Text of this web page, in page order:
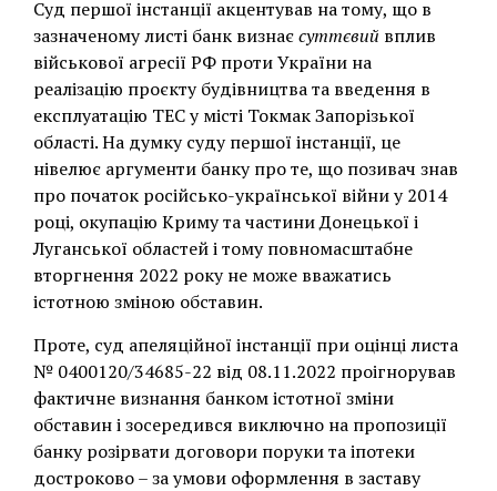
Суд першої інстанції акцентував на тому, що в
зазначеному листі банк визнаєсуттєвий вплив
військової агресії РФ проти України на
реалізацію проєкту будівництва та введення в
експлуатацію ТЕС у місті Токмак Запорізької
області. На думку суду першої інстанції, це
нівелює аргументи банку про те, що позивач знав
про початок російсько-української війни у 2014
році, окупацію Криму та частини Донецької і
Луганської областей і тому повномасштабне
вторгнення 2022 року не може вважатись
істотною зміною обставин.
Проте, суд апеляційної інстанції при оцінці листа
№ 0400120/34685-22 від 08.11.2022 проігнорував
фактичне визнання банком істотної зміни
обставин і зосередився виключно на пропозиції
банку розірвати договори поруки та іпотеки
достроково – за умови оформлення в заставу